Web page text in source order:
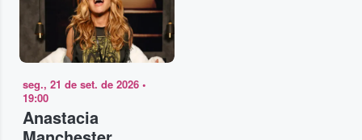
seg., 21 de set. de 2026 •
19:00
Anastacia